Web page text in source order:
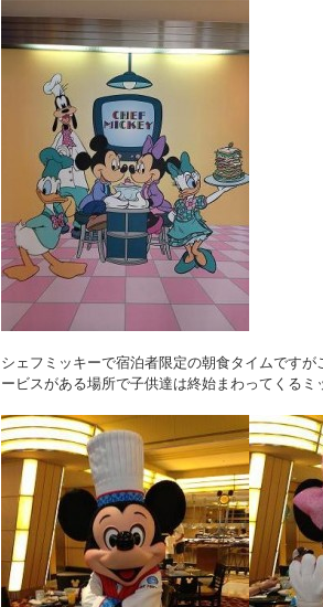
シェフミッキーで宿泊者限定の朝食タイムです
ービスがある場所で子供達は終始まわってくるミ